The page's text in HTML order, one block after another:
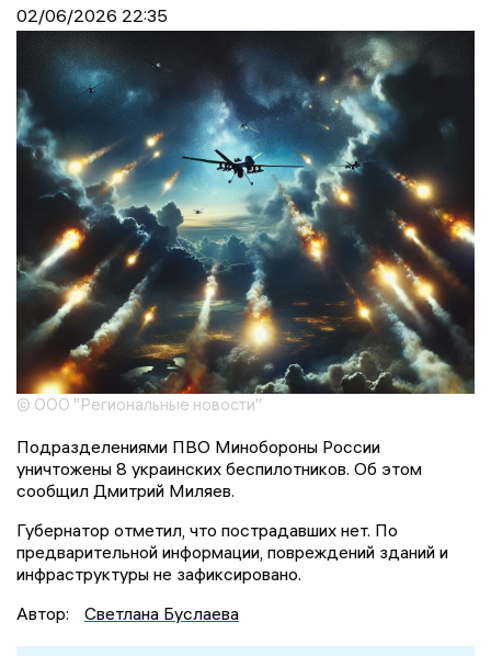
02/06/2026 22:35
© ООО "Региональные новости"
Подразделениями ПВО Минобороны России
уничтожены 8 украинских беспилотников. Об этом
сообщил Дмитрий Миляев.
Губернатор отметил, что пострадавших нет. По
предварительной информации, повреждений зданий и
инфраструктуры не зафиксировано.
Автор:
Светлана Буслаева